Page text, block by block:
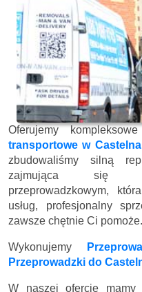
Oferujemy
transportowe w
zbudowaliśmy silną
zajmująca się
przeprowadzkowym,
usług, profesjonalny
zawsze chętnie Ci pomoże.
Wykonujemy
Przeprowadzki do
W naszej ofercie mamy